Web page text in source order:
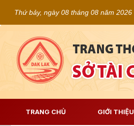
Thứ bảy, ngày 08 tháng 08 năm 2026
TRANG CHỦ GIỚI THIỆU